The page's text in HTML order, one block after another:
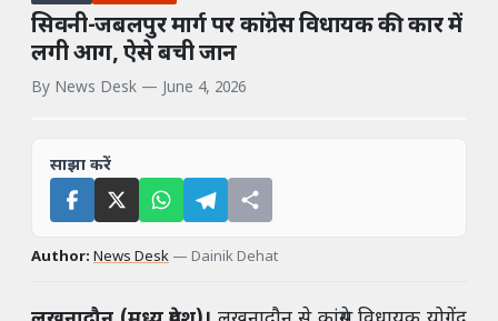
सिवनी-जबलपुर मार्ग पर कांग्रेस विधायक की कार में
लगी आग, ऐसे बची जान
By News Desk — June 4, 2026
साझा करें
Author: News Desk — Dainik Dehat